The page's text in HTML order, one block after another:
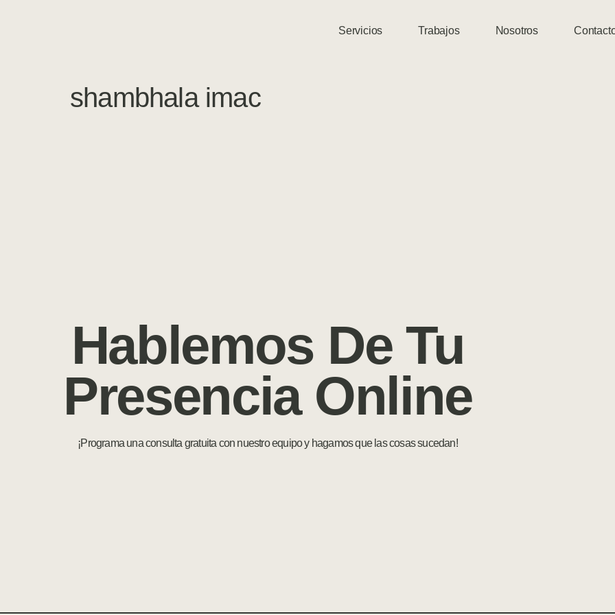
Servicios Trabajos Nosotros
shambhala imac
Hablemos De Tu
Presencia Online
¡Programa una consulta gratuita con nuestro equipo y hagamos que las cosas sucedan!